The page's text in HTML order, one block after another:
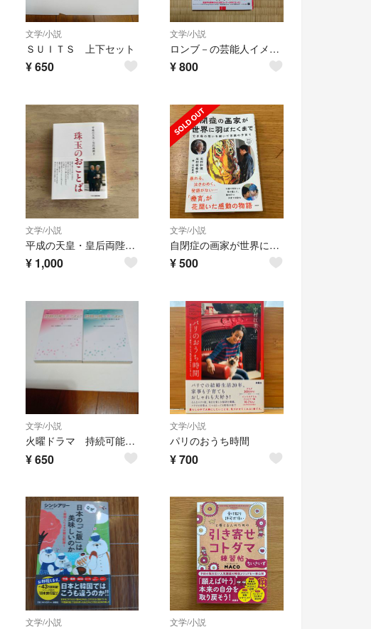
文学/小説
ＳＵＩＴＳ 上下セット
¥650
文学/小説
ロンブ－の芸能人イメ－ジ３・２・１（スリ－ツ－ワン）
¥800
文学/小説
平成の天皇・皇后両陛下珠玉のおことば
¥ 1,000
文学/小説
自閉症の画家が世界に羽ばたくまで
¥500
文学/小説
火曜ドラマ 持続可能な恋ですか？ 上下セット
¥650
文学/小説
パリのおうち時間
¥700
文学/小説 文学/小説